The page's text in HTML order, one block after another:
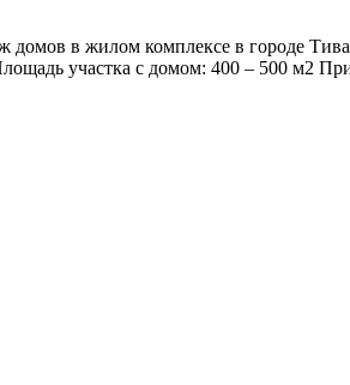
в жилом комплексе в городе
участка с домом: 400 – 500 м2